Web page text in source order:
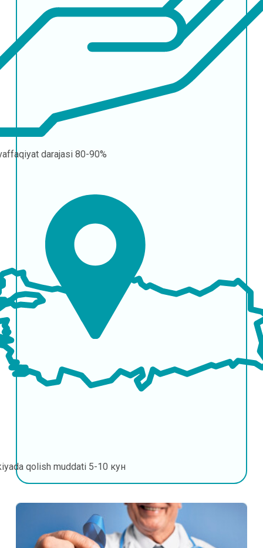
darajasi 80-90%
qolish muddati 5-10 кун